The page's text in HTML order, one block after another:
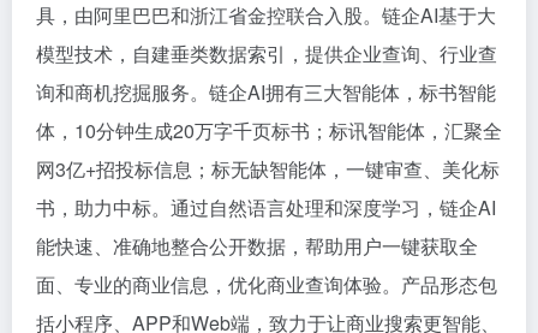
具，由阿里巴巴和浙江省金控联合入股。链企AI基于大
模型技术，自建垂类数据索引，提供企业查询、行业查
询和商机挖掘服务。链企AI拥有三大智能体，标书智能
体，10分钟生成20万字千页标书；标讯智能体，汇聚全
网3亿+招投标信息；标无缺智能体，一键审查、美化标
书，助力中标。通过自然语言处理和深度学习，链企AI
能快速、准确地整合公开数据，帮助用户一键获取全
面、专业的商业信息，优化商业查询体验。产品形态包
括小程序、APP和Web端，致力于让商业搜索更智能、